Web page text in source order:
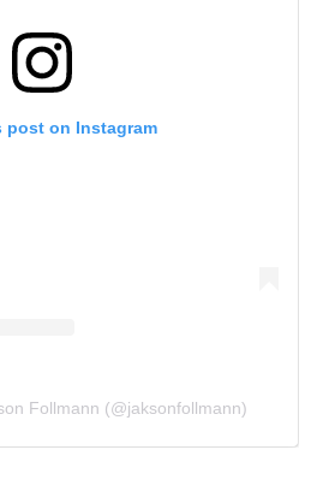
post on Instagram
Follmann (@jaksonfollmann)